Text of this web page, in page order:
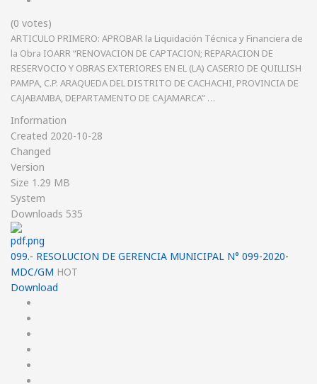
(0 votes)
ARTICULO PRIMERO: APROBAR la Liquidación Técnica y Financiera de
la Obra IOARR “RENOVACION DE CAPTACION; REPARACION DE
RESERVOCIO Y OBRAS EXTERIORES EN EL (LA) CASERIO DE QUILLISH
PAMPA, C.P. ARAQUEDA DEL DISTRITO DE CACHACHI, PROVINCIA DE
CAJABAMBA, DEPARTAMENTO DE CAJAMARCA” …
Information
Created 2020-10-28
Changed
Version
Size 1.29 MB
System
Downloads 535
099.- RESOLUCION DE GERENCIA MUNICIPAL N° 099-2020-
MDC/GM HOT
Download